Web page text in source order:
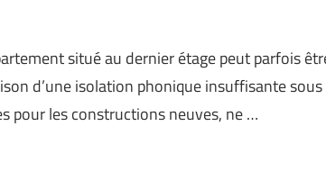
situé au dernier étage peut parfois
d’une isolation phonique insuffisante
pour les constructions neuves, ne …